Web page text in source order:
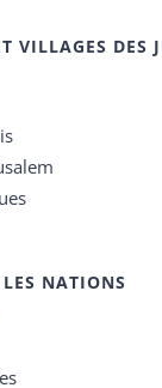
VILLAGES DES
NATIONS